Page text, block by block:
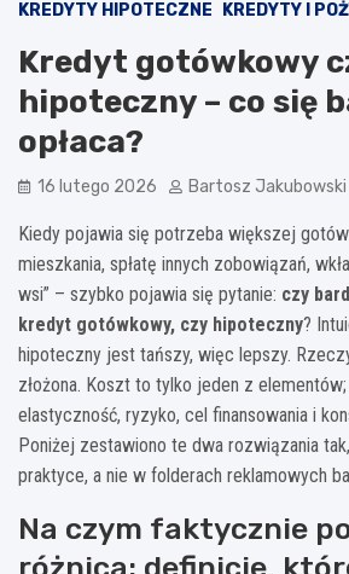
KREDYTY HIPOTECZNE
KREDYTY I
Kredyt gotówkowy
hipoteczny – co się
opłaca?
16 lutego 2026 Bartosz Jakubowski
Kiedy pojawia się potrzeba większej
mieszkania, spłatę innych zobowiązań,
wsi” – szybko pojawia się pytanie: czy
kredyt gotówkowy, czy hipoteczny?
hipoteczny jest tańszy, więc lepszy.
złożona. Koszt to tylko jeden z
elastyczność, ryzyko, cel finansowania i
Poniżej zestawiono te dwa rozwiązania
praktyce, a nie w folderach reklamowych
Na czym faktycznie